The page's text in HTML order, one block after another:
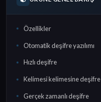
Özellikler
Otomatik deşifre yazılımı
Hızlı deşifre
Kelimesi kelimesine deşifre
Gerçek zamanlı deşifre